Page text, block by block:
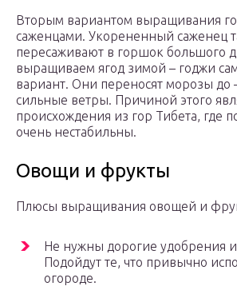
Вторым вариантом выращивания
саженцами. Укорененный саженец
пересаживают в горшок большого
выращиваем ягод зимой – годжи
вариант. Они переносят морозы до
сильные ветры. Причиной этого
происхождения из гор Тибета, где
очень нестабильны.
Овощи и фрукты
Плюсы выращивания овощей и
Не нужны дорогие удобрения
Подойдут те, что привычно
огороде.